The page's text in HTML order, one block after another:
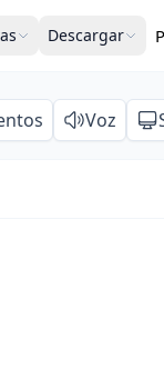
Descargar
Voz